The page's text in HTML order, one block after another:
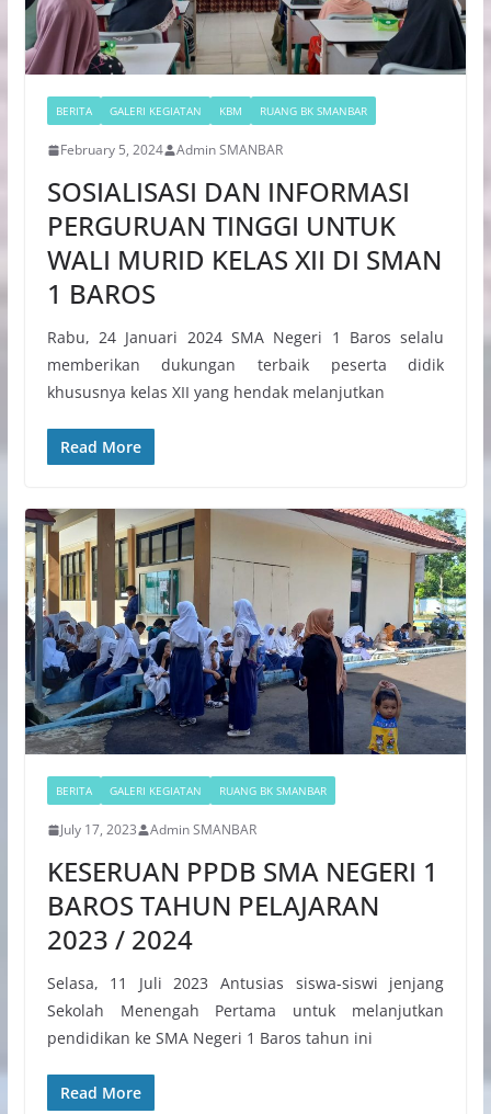
BERITA GALERI KEGIATAN KBM RUANG BK SMANBAR
February 5, 2024 Admin SMANBAR
SOSIALISASI DAN INFORMASI
PERGURUAN TINGGI UNTUK
WALI MURID KELAS XII DI SMAN
1 BAROS
Rabu, 24 Januari 2024 SMA Negeri 1 Baros selalu
memberikan dukungan terbaik peserta didik
khususnya kelas XII yang hendak melanjutkan
Read More
BERITA GALERI KEGIATAN RUANG BK SMANBAR
July 17, 2023 Admin SMANBAR
KESERUAN PPDB SMA NEGERI 1
BAROS TAHUN PELAJARAN
2023 / 2024
Selasa, 11 Juli 2023 Antusias siswa-siswi jenjang
Sekolah Menengah Pertama untuk melanjutkan
pendidikan ke SMA Negeri 1 Baros tahun ini
Read More